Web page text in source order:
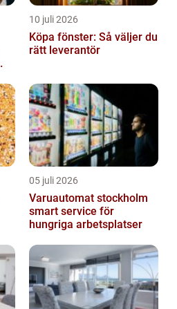
10 juli 2026
Köpa fönster: Så väljer du
rätt leverantör
05 juli 2026
Varuautomat stockholm
smart service för
hungriga arbetsplatser